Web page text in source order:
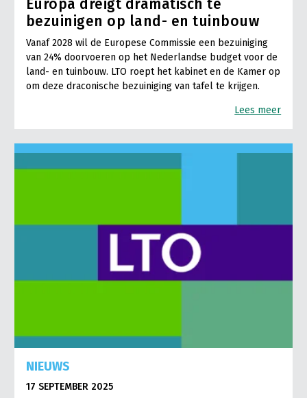
Europa dreigt dramatisch te
bezuinigen op land- en tuinbouw
Vanaf 2028 wil de Europese Commissie een bezuiniging
van 24% doorvoeren op het Nederlandse budget voor de
land- en tuinbouw. LTO roept het kabinet en de Kamer op
om deze draconische bezuiniging van tafel te krijgen.
Lees meer
NIEUWS
17 SEPTEMBER 2025